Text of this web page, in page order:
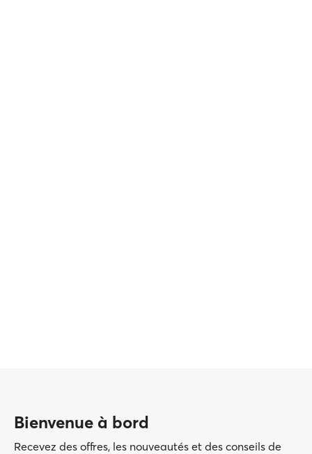
Bienvenue à bord
Recevez des offres, les nouveautés et des conseils de